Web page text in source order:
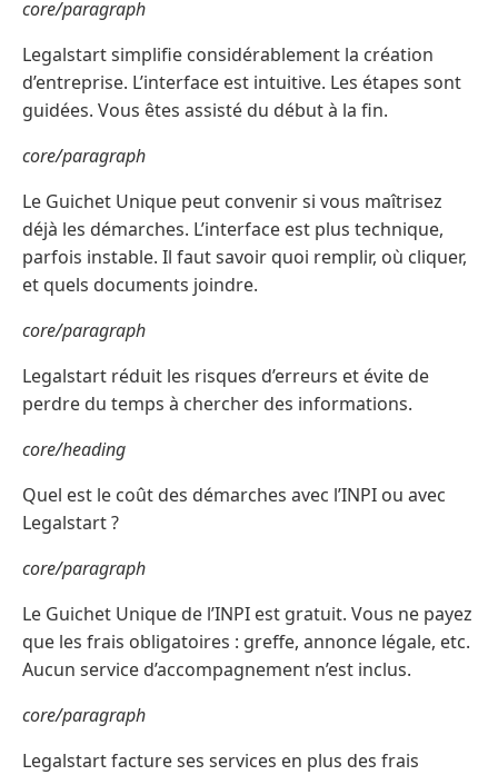
core/paragraph
Legalstart simplifie considérablement la création
d’entreprise. L’interface est intuitive. Les étapes sont
guidées. Vous êtes assisté du début à la fin.
core/paragraph
Le Guichet Unique peut convenir si vous maîtrisez
déjà les démarches. L’interface est plus technique,
parfois instable. Il faut savoir quoi remplir, où cliquer,
et quels documents joindre.
core/paragraph
Legalstart réduit les risques d’erreurs et évite de
perdre du temps à chercher des informations.
core/heading
Quel est le coût des démarches avec l’INPI ou avec
Legalstart ?
core/paragraph
Le Guichet Unique de l’INPI est gratuit. Vous ne payez
que les frais obligatoires : greffe, annonce légale, etc.
Aucun service d’accompagnement n’est inclus.
core/paragraph
Legalstart facture ses services en plus des frais